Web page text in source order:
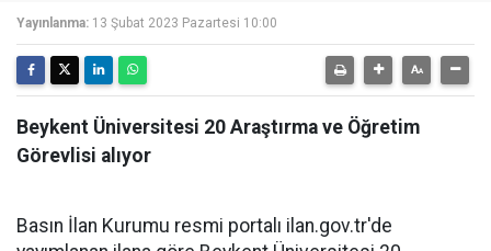
Yayınlanma: 13 Şubat 2023 Pazartesi 10:00
Beykent Üniversitesi 20 Araştırma ve Öğretim
Görevlisi alıyor
Basın İlan Kurumu resmi portalı ilan.gov.tr'de